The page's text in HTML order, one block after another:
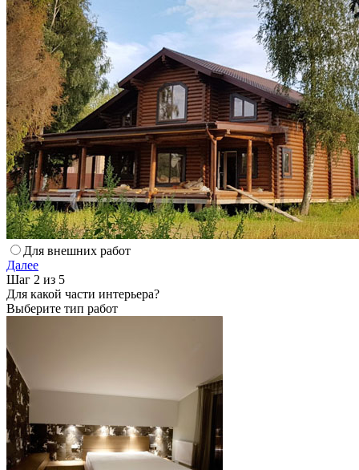
Для внешних работ
Далее
Шаг 2 из 5
Для какой части интерьера?
Выберите тип работ